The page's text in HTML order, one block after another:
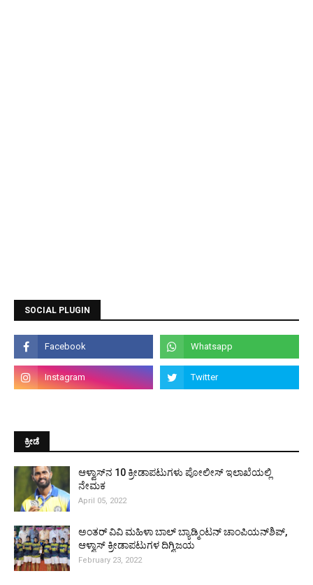
SOCIAL PLUGIN
ಕ್ರೀಡೆ
ಆಳ್ವಾಸ್‌ನ 10 ಕ್ರೀಡಾಪಟುಗಳು ಪೋಲೀಸ್ ಇಲಾಖೆಯಲ್ಲಿ
ನೇಮಕ
April 05, 2022
ಅಂತರ್ ವಿವಿ ಮಹಿಳಾ ಬಾಲ್ ಬ್ಯಾಡ್ಮಿಂಟನ್ ಚಾಂಪಿಯನ್‌ಶಿಪ್,
ಆಳ್ವಾಸ್ ಕ್ರೀಡಾಪಟುಗಳ ದಿಗ್ವಿಜಯ
February 23, 2022